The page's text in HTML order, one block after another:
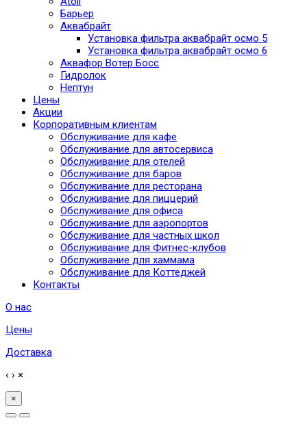
Барьер
Аквабрайт
Установка фильтра аквабрайт осмо 5
Установка фильтра аквабрайт осмо 6
Аквафор Вотер Босс
Гидролок
Нептун
Цены
Акции
Корпоративным клиентам
Обслуживание для кафе
Обслуживание для автосервиса
Обслуживание для отелей
Обслуживание для баров
Обслуживание для ресторана
Обслуживание для пиццерий
Обслуживание для офиса
Обслуживание для аэропортов
Обслуживание для частных школ
Обслуживание для Фитнес-клубов
Обслуживание для хаммама
Обслуживание для Коттеджей
Контакты
О нас
Цены
Доставка
‹ › ×
×